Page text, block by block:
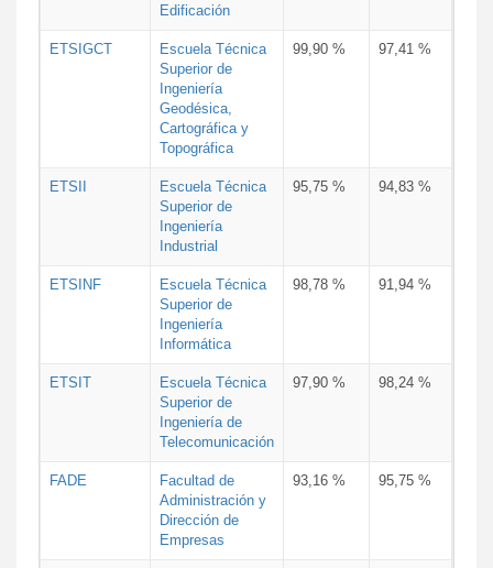
Edificación
ETSIGCT
Escuela Técnica
Superior de
Ingeniería
Geodésica,
Cartográfica y
Topográfica
99,90 % 97,41 %
ETSII
Escuela Técnica
Superior de
Ingeniería
Industrial
95,75 % 94,83 %
ETSINF
Escuela Técnica
Superior de
Ingeniería
Informática
98,78 % 91,94 %
ETSIT
Escuela Técnica
Superior de
Ingeniería de
Telecomunicación
97,90 % 98,24 %
FADE
Facultad de
Administración y
Dirección de
Empresas
93,16 % 95,75 %